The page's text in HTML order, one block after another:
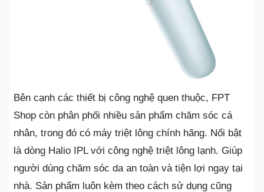
Bên cạnh các thiết bị công nghệ quen thuộc, FPT
Shop còn phân phối nhiều sản phẩm chăm sóc cá
nhân, trong đó có máy triệt lông chính hãng. Nổi bật
là dòng Halio IPL với công nghệ triệt lông lạnh. Giúp
người dùng chăm sóc da an toàn và tiện lợi ngay tại
nhà. Sản phẩm luôn kèm theo cách sử dụng cũng